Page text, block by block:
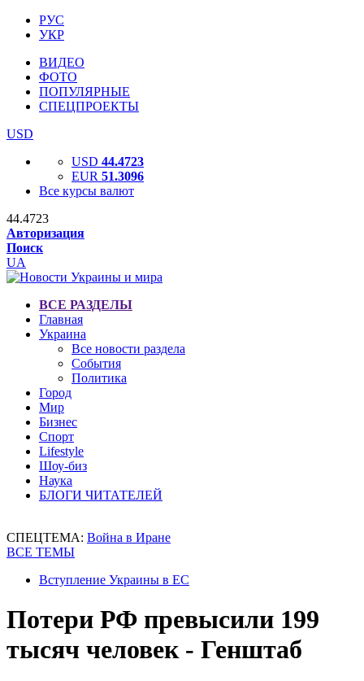
РУС
УКР
ВИДЕО
ФОТО
ПОПУЛЯРНЫЕ
СПЕЦПРОЕКТЫ
USD
USD 44.4723
EUR 51.3096
Все курсы валют
44.4723
Авторизация
Поиск
UA
ВСЕ РАЗДЕЛЫ
Главная
Украина
Все новости раздела
События
Политика
Город
Мир
Бизнес
Спорт
Lifestyle
Шоу-биз
Наука
БЛОГИ ЧИТАТЕЛЕЙ
СПЕЦТЕМА: Война в Иране
ВСЕ ТЕМЫ
Вступление Украины в ЕС
Потери РФ превысили 199
тысяч человек - Генштаб